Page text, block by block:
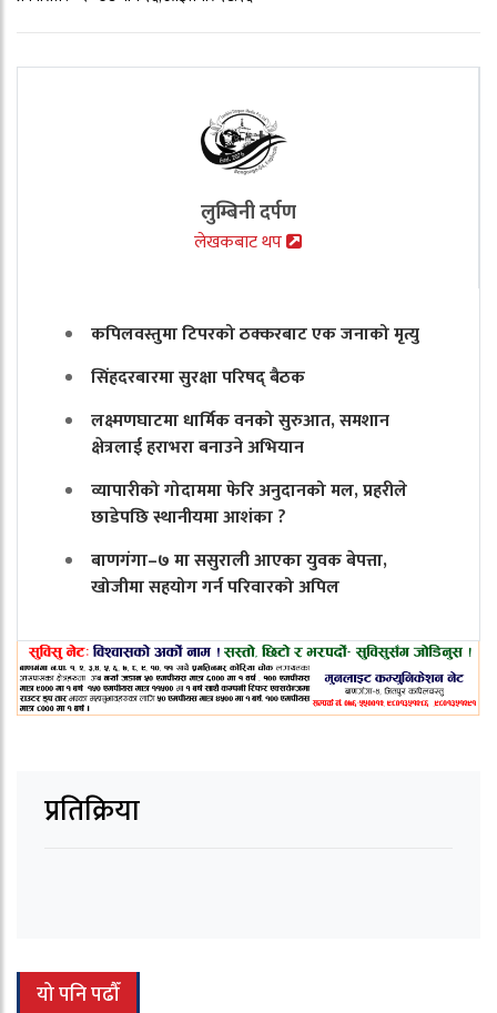
लुम्बिनी दर्पण
लेखकबाट थप
कपिलवस्तुमा टिपरको ठक्करबाट एक जनाको मृत्यु
सिंहदरबारमा सुरक्षा परिषद् बैठक
लक्ष्मणघाटमा धार्मिक वनको सुरुआत, समशान
क्षेत्रलाई हराभरा बनाउने अभियान
व्यापारीको गोदाममा फेरि अनुदानको मल, प्रहरीले
छाडेपछि स्थानीयमा आशंका ?
बाणगंगा–७ मा ससुराली आएका युवक बेपत्ता,
खोजीमा सहयोग गर्न परिवारको अपिल
प्रतिक्रिया
यो पनि पढौँ